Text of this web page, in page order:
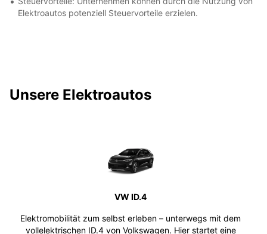
Elektroautos potenziell Steuervorteile erzielen.
Unsere Elektroautos
VW ID.4
Elektromobilität zum selbst erleben – unterwegs mit dem
vollelektrischen ID.4 von Volkswagen. Hier startet eine